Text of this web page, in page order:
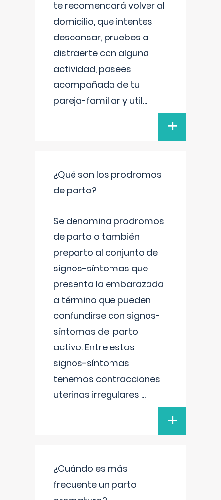
te recomendará volver al
domicilio, que intentes
descansar, pruebes a
distraerte con alguna
actividad, pasees
acompañada de tu
pareja-familiar y util...
+
¿Qué son los prodromos
de parto?
Se denomina prodromos
de parto o también
preparto al conjunto de
signos-síntomas que
presenta la embarazada
a término que pueden
confundirse con signos-
síntomas del parto
activo. Entre estos
signos-síntomas
tenemos contracciones
uterinas irregulares ...
+
¿Cuándo es más
frecuente un parto